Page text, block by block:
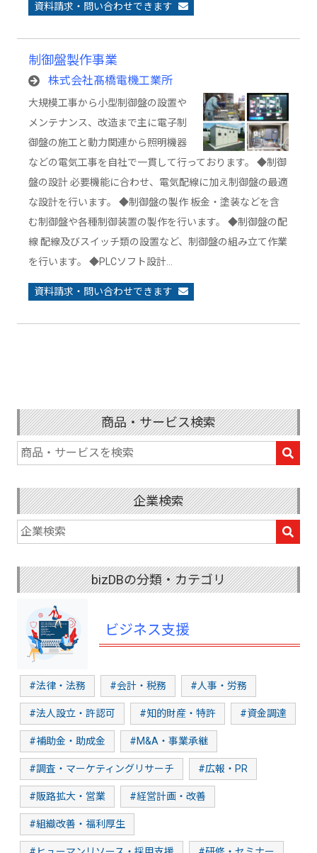
資料請求・問い合わせできます
制御盤製作事業
株式会社髙橋電機工業所
大規模工事から小型制御盤の設置や
メンテナンス、改造まで主に電子制
御盤の施工と動力関連から照明機器
などの電気工事を自社で一貫して行っております。 ◆制御
盤の設計 必要機能に合わせ、電気配線に加え制御盤の最適
な設計を行います。 ◆制御盤の製作 板金・塗装などを含
む制御盤や各種制御装置の製作を行います。 ◆制御盤の配
線 配線及びスイッチ類の設置など、制御盤の組み立て作業
を行います。 ◆PLCソフト設計…
資料請求・問い合わせできます
商品・サービス検索
企業検索
bizDBの分類・カテゴリ
ビジネス支援
#法律・法務 #会計・税務 #人事・労務
#法人設立・許認可 #知的財産・特許 #資金調達
#補助金・助成金 #M&A・事業承継
#調査・マーケティングリサーチ #広報・PR
#販路拡大・営業 #経営計画・改善
#組織改善・福利厚生